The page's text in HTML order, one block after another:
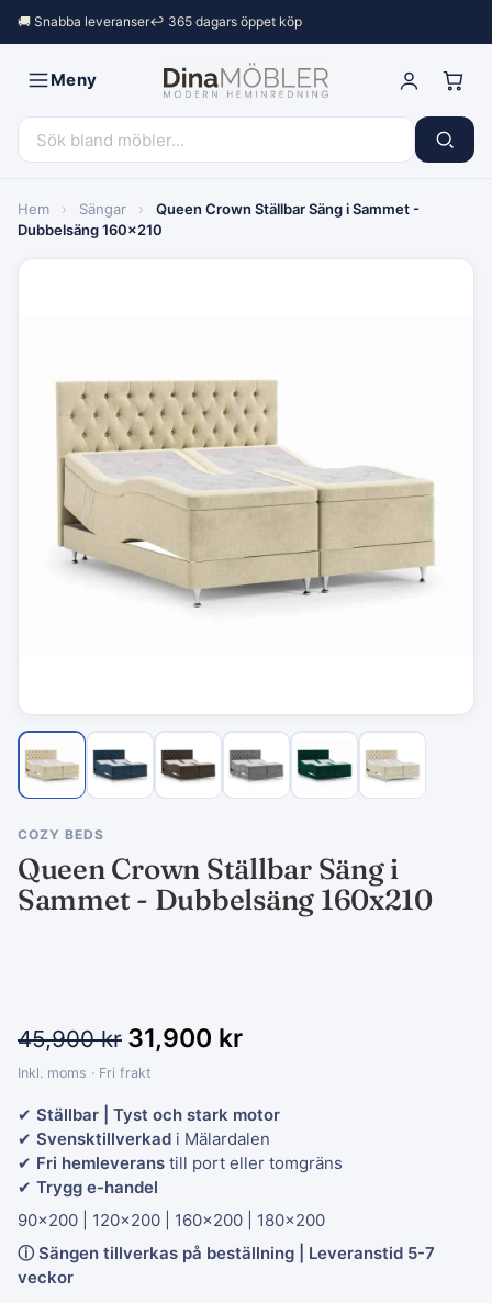
🚚 Snabba leveranser↩︎ 365 dagars öppet köp
Meny
Hem › Sängar ›
Queen Crown Ställbar Säng i Sammet -
Dubbelsäng 160x210
COZY BEDS
Queen Crown Ställbar Säng i
Sammet - Dubbelsäng 160x210
45,900kr 31,900 kr
Inkl. moms · Fri frakt
✔ Ställbar | Tyst och stark motor
✔ Svensktillverkad i Mälardalen
✔ Fri hemleverans till port eller tomgräns
✔ Trygg e-handel
90×200
120×200 160×200
180×200
ⓘSängen tillverkas på beställning | Leveranstid 5-7
veckor